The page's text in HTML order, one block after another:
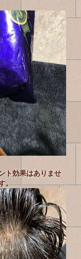
ト効果はありませ
。